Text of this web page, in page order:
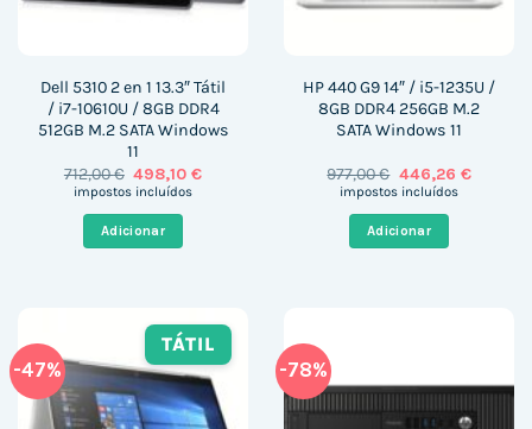
Dell 5310 2 en 1 13.3″ Tátil
/ i7-10610U / 8GB DDR4
512GB M.2 SATA Windows
11
712,00€ O
preço
712,00 €.
498,10€O
impostos incluídos
Adicionar
HP 440 G9 14″ / i5-1235U /
8GB DDR4 256GB M.2
SATA Windows 11
977,00€ O
preço
era:
977,00 €.
446,26 €O
impostos incluídos
Adicionar
-47%
TÁTIL
-78%